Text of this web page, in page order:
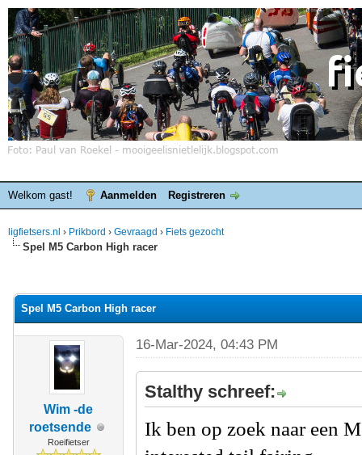
Welkom gast! Aanmelden Registreren
ligfietsers.nl › Prikbord › Gevraagd › Fiets gezocht
Spel M5 Carbon High racer
Spel M5 Carbon High racer
Wim -de
roetsende
Roeifietser
16-Mar-2024, 04:43 PM
Stalthy schreef:
Ik ben op zoek naar een